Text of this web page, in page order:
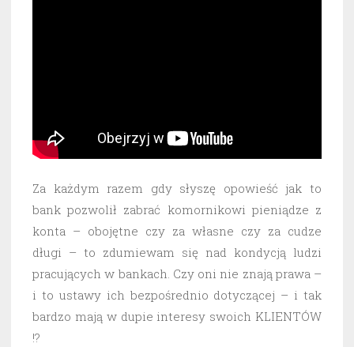
Za każdym razem gdy słyszę opowieść jak to
bank pozwolił zabrać komornikowi pieniądze z
konta – obojętne czy za własne czy za cudze
długi – to zdumiewam się nad kondycją ludzi
pracujących w bankach. Czy oni nie znają prawa –
i to ustawy ich bezpośrednio dotyczącej – i tak
bardzo mają w dupie interesy swoich KLIENTÓW
!?